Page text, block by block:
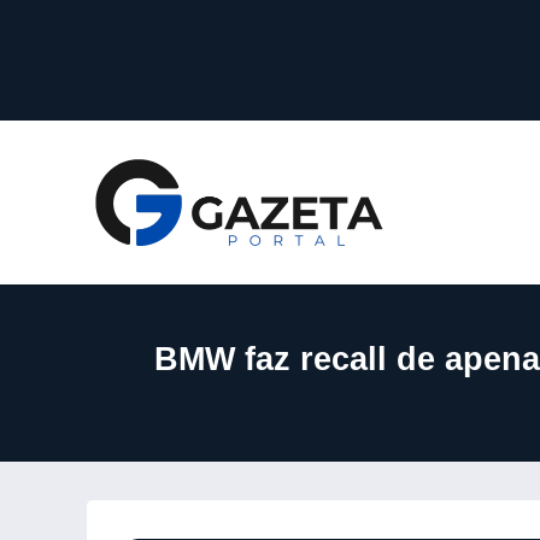
BMW faz recall de